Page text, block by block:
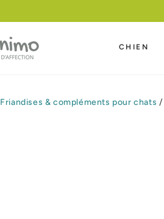
CHIEN
Friandises & compléments pour chats /